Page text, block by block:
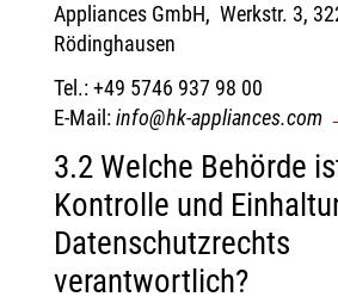
Appliances GmbH, Werkstr. 3,
Rödinghausen
Tel.: +49 5746 937 98 00
E-Mail:info@hk-appliances.com
3.2 Welche Behörde
Kontrolle und
Datenschutzrechts
verantwortlich?